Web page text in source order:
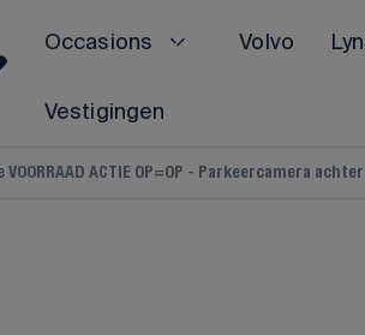
Occasions Volvo
Vestigingen
VOORRAAD ACTIE OP=OP - Parkeercamera